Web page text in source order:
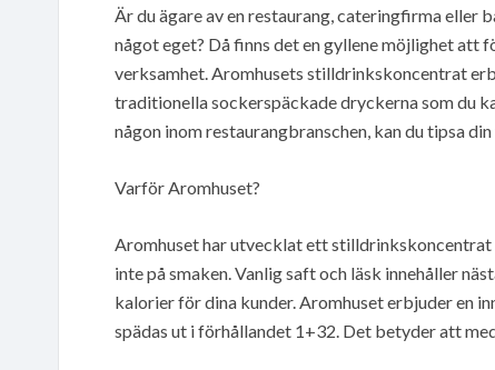
Är du ägare av en restaurang, cateringfirma eller
något eget? Då finns det en gyllene möjlighet att
verksamhet. Aromhusets stilldrinkskoncentrat
traditionella sockerspäckade dryckerna som du
någon inom restaurangbranschen, kan du tipsa
Varför Aromhuset?
Aromhuset har utvecklat ett
inte på smaken. Vanlig saft och läsk innehåller
kalorier för dina kunder. Aromhuset erbjuder en
spädas ut i förhållandet 1+32. Det betyder att